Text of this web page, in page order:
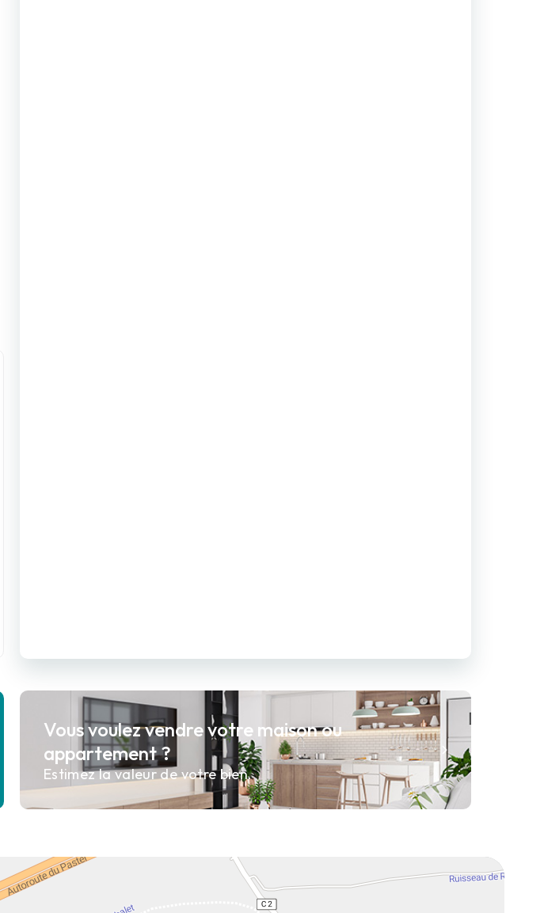
Vous voulez vendre votre maison ou
appartement ?
Estimez la valeur de votre bien.